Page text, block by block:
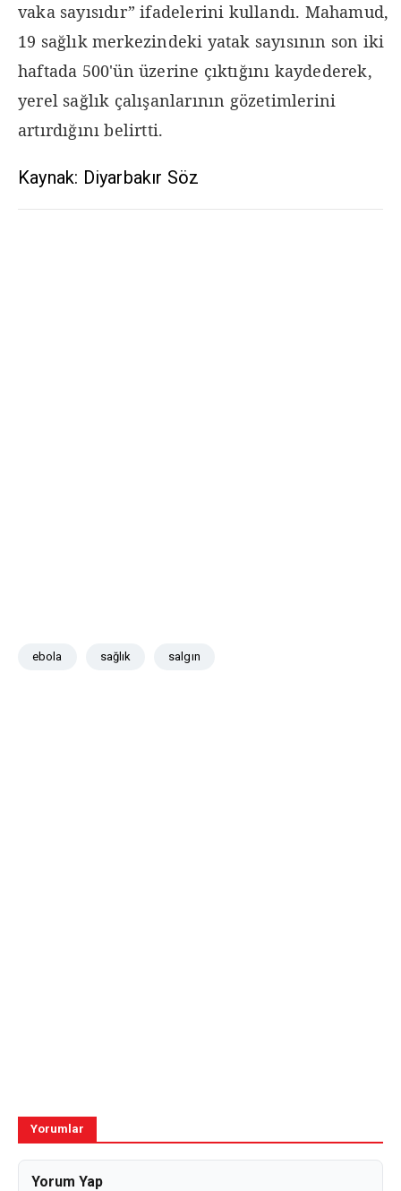
vaka sayısıdır” ifadelerini kullandı. Mahamud,
19 sağlık merkezindeki yatak sayısının son iki
haftada 500'ün üzerine çıktığını kaydederek,
yerel sağlık çalışanlarının gözetimlerini
artırdığını belirtti.
Kaynak: Diyarbakır Söz
ebola sağlık salgın
Yorumlar
Yorum Yap